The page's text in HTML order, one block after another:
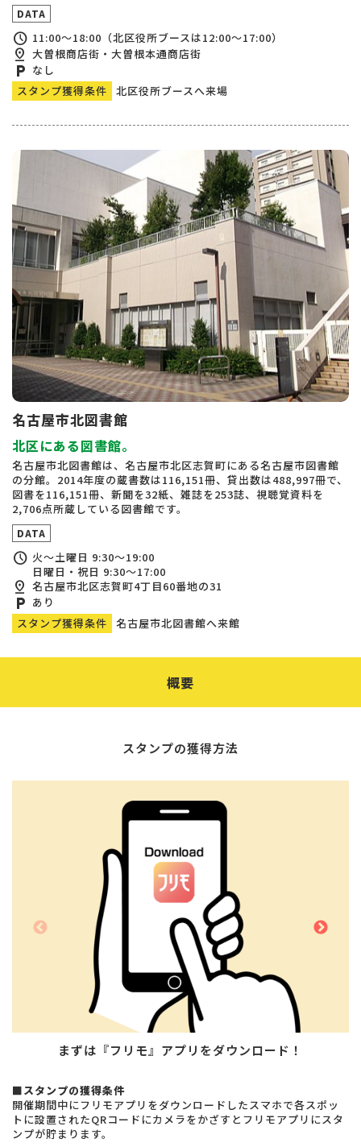
DATA
schedule 11:00～18:00（北区役所ブースは12:00～17:00）
pin_drop 大曽根商店街・大曽根本通商店街
local_parking なし
スタンプ獲得条件
北区役所ブースへ来場
名古屋市北図書館
北区にある図書館。
名古屋市北図書館は、名古屋市北区志賀町にある名古屋市図書館
の分館。2014年度の蔵書数は116,151冊、貸出数は488,997冊で、
図書を116,151冊、新聞を32紙、雑誌を253誌、視聴覚資料を
2,706点所蔵している図書館です。
DATA
schedule 火～土曜日 9:30～19:00
日曜日・祝日 9:30～17:00
pin_drop 名古屋市北区志賀町4丁目60番地の31
local_parking あり
スタンプ獲得条件
名古屋市北図書館へ来館
概要
スタンプの獲得方法
まずは『フリモ』アプリをダウンロード！
■スタンプの獲得条件
開催期間中にフリモアプリをダウンロードしたスマホで各スポッ
トに設置されたQRコードにカメラをかざすとフリモアプリにスタ
ンプが貯まります。